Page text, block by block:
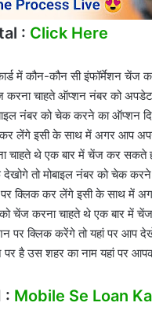
: Click Here
में कौन-कौन सी इंफॉर्मेशन चेंज
चाहते ऑप्शन नंबर को अपडेट
नंबर को चेक करने का ऑप्शन
लेंगे इसी के साथ में अगर आप अपने
चाहते थे एक बार में चेंज कर सकते
देखोगे तो मोबाइल नंबर को चेक
क्लिक कर लेंगे इसी के साथ में
को चेंज करना चाहते थे एक बार में
पर क्लिक करेंगे तो यहां पर आप
पर है उस शहर का नाम यहां पर
: Mobile Se Loan